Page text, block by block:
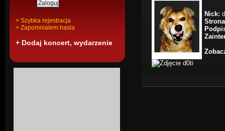
> Szybka rejestracja
> Zapomnialem hasla
+ Dodaj koncert, wydarzenie
Nick: